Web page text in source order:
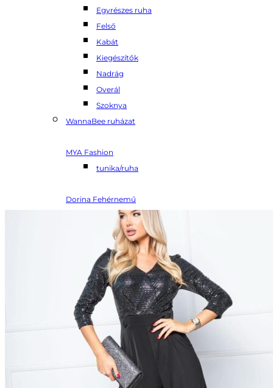
Egyrészes ruha
Felső
Kabát
Kiegészítők
Nadrág
Overál
Szoknya
WannaBee ruházat
MYA Fashion
tunika/ruha
Dorina Fehérnemű
Alsó- Bugyi
Body
Fürdőruha
Melltartó
Origami Fürdőruhák
Bikini
Bikini alsó
Egyrészes fürdőruha
Lányka Bikini
Strandruha